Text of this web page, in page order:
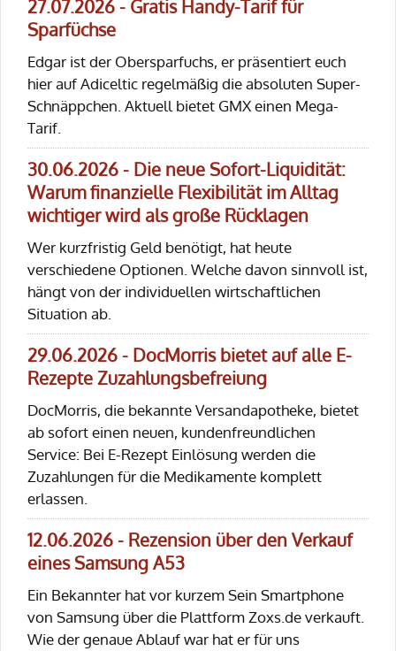
27.07.2026 - Gratis Handy-Tarif für
Sparfüchse
Edgar ist der Obersparfuchs, er präsentiert euch
hier auf Adiceltic regelmäßig die absoluten Super-
Schnäppchen. Aktuell bietet GMX einen Mega-
Tarif.
30.06.2026 - Die neue Sofort-Liquidität:
Warum finanzielle Flexibilität im Alltag
wichtiger wird als große Rücklagen
Wer kurzfristig Geld benötigt, hat heute
verschiedene Optionen. Welche davon sinnvoll ist,
hängt von der individuellen wirtschaftlichen
Situation ab.
29.06.2026 - DocMorris bietet auf alle E-
Rezepte Zuzahlungsbefreiung
DocMorris, die bekannte Versandapotheke, bietet
ab sofort einen neuen, kundenfreundlichen
Service: Bei E-Rezept Einlösung werden die
Zuzahlungen für die Medikamente komplett
erlassen.
12.06.2026 - Rezension über den Verkauf
eines Samsung A53
Ein Bekannter hat vor kurzem Sein Smartphone
von Samsung über die Plattform Zoxs.de verkauft.
Wie der genaue Ablauf war hat er für uns